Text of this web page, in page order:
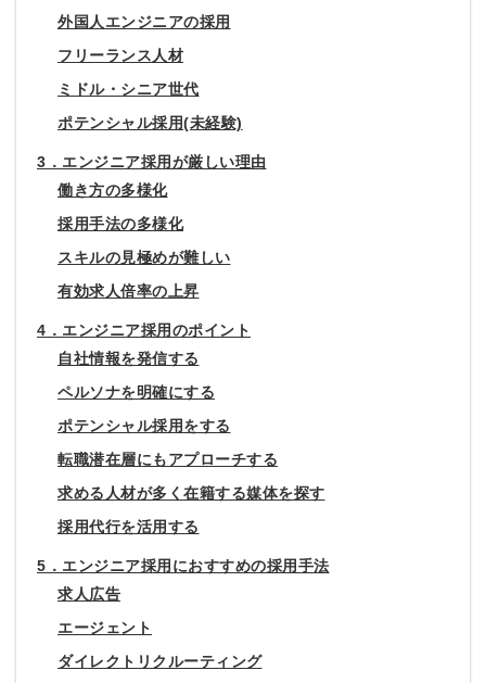
外国人エンジニアの採用
フリーランス人材
ミドル・シニア世代
ポテンシャル採用(未経験)
3．エンジニア採用が厳しい理由
働き方の多様化
採用手法の多様化
スキルの見極めが難しい
有効求人倍率の上昇
4．エンジニア採用のポイント
自社情報を発信する
ペルソナを明確にする
ポテンシャル採用をする
転職潜在層にもアプローチする
求める人材が多く在籍する媒体を探す
採用代行を活用する
5．エンジニア採用におすすめの採用手法
求人広告
エージェント
ダイレクトリクルーティング